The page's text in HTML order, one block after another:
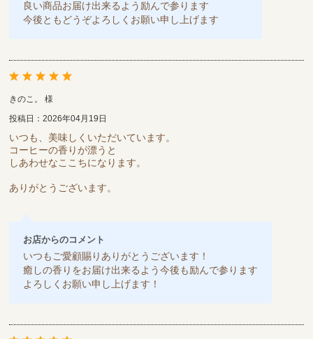
良い商品お届け出来るよう励んで参ります
今後ともどうぞよろしくお願い申し上げます
きのこ。 様
投稿日：2026年04月19日
いつも、美味しくいただいています。
コーヒーの香りが漂うと
しあわせなここちになります。
ありがとうございます。
お店からのコメント
いつもご愛顧賜りありがとうございます！
癒しの香りをお届け出来るよう今後も励んで参ります
よろしくお願い申し上げます！